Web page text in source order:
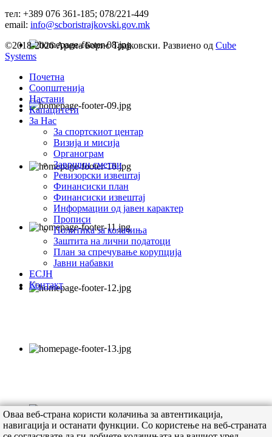
тел: +389 076 361-185; 078/221-449
email: info@scboristrajkovski.gov.mk
©2018-2026 Арена Борис Трајковски. Развиено од Cube
Systems
Почетна
Соопштенија
Настани
Капацитети
За Нас
За спортскиот центар
Визија и мисија
Органограм
Завршни сметки
Ревизорски извештај
Финансиски план
Финансиски извештај
Информации од јавен карактер
Прописи
Политика за колачиња
Заштита на лични податоци
План за спречување корупција
Јавни набавки
ЕСЈН
Контакт
Оваа веб-страна користи колачиња за автентикација,
навигација и останати функции. Со користење на веб-страната